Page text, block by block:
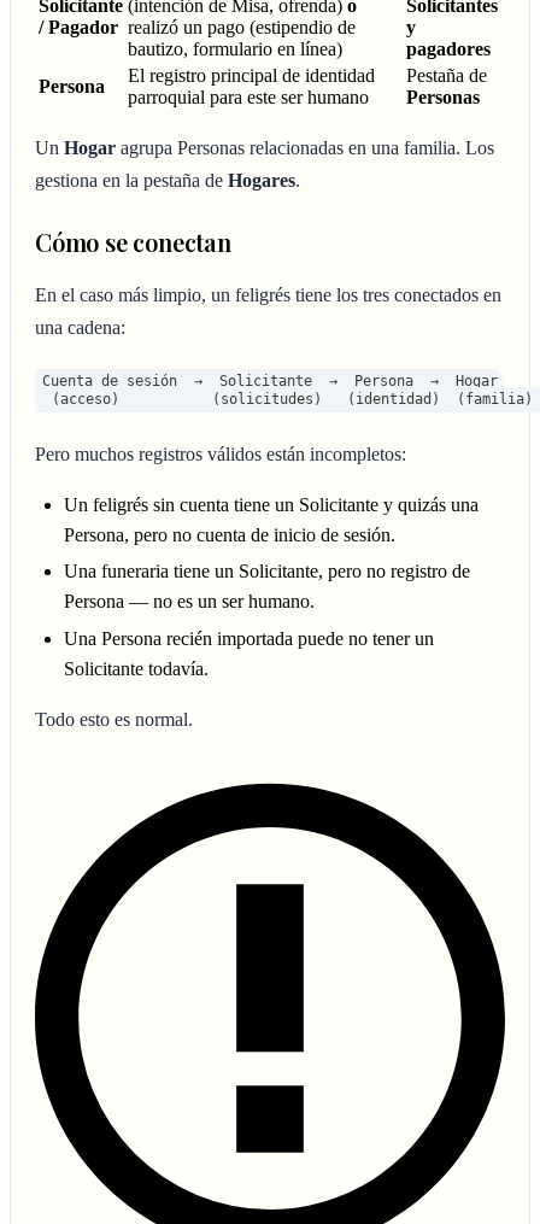
Solicitante
/ Pagador
(intención de Misa, ofrenda) o
realizó un pago (estipendio de
bautizo, formulario en línea)
Solicitantes
y
pagadores
Persona
El registro principal de identidad
parroquial para este ser humano
Pestaña de
Personas
Un Hogar agrupa Personas relacionadas en una familia. Los
gestiona en la pestaña de Hogares.
Cómo se conectan
En el caso más limpio, un feligrés tiene los tres conectados en
una cadena:
Cuenta de sesión  →  Solicitante  →  Persona  →  Hogar
  (acceso)           (solicitudes)   (identidad)  (familia)
Pero muchos registros válidos están incompletos:
Un feligrés sin cuenta tiene un Solicitante y quizás una
Persona, pero no cuenta de inicio de sesión.
Una funeraria tiene un Solicitante, pero no registro de
Persona — no es un ser humano.
Una Persona recién importada puede no tener un
Solicitante todavía.
Todo esto es normal.